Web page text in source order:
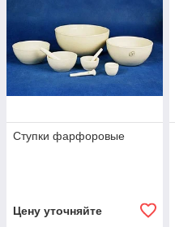
Ступки фарфоровые
Цену уточняйте